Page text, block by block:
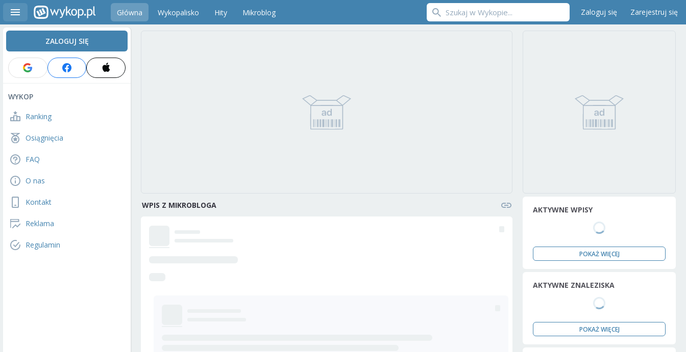
Główna Wykopalisko Hity Mikroblog Zaloguj się Zarejestruj się
ZALOGUJ SIĘ
WYKOP
Ranking
Osiągnięcia
FAQ
O nas
Kontakt
Reklama
Regulamin
WPIS Z MIKROBLOGA AKTYWNE WPISY
POKAŻ WIĘCEJ
AKTYWNE ZNALEZISKA
POKAŻ WIĘCEJ